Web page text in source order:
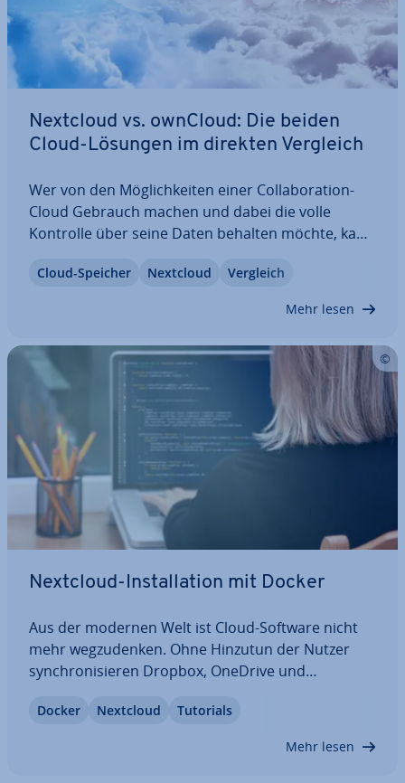
Nextcloud vs. ownCloud: Die beiden
Cloud-Lösungen im direkten Vergleich
Wer von den Mög­lich­kei­ten einer Col­la­bo­ra­ti­on-
Cloud Gebrauch machen und dabei die volle
Kontrolle über seine Daten behalten möchte, kann
eigenen Cloud-Server-Dienstes erfüllen. Zwei ent­
Cloud-Speicher Nextcloud Vergleich
Mehr lesen
Nextcloud-In­stal­la­ti­on mit Docker
Aus der modernen Welt ist Cloud-Software nicht
mehr weg­zu­den­ken. Ohne Hinzutun der Nutzer
syn­chro­ni­sie­ren Dropbox, OneDrive und
ten. Wir erklären, wie sich die quell­of­fe­ne Lösung
Docker Nextcloud Tutorials
Mehr lesen